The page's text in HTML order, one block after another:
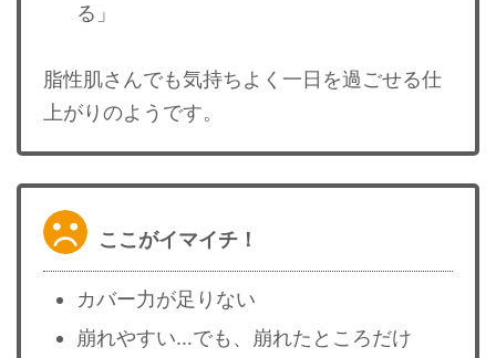
る」
脂性肌さんでも気持ちよく一日を過ごせる仕
上がりのようです。
ここがイマイチ！
カバー力が足りない
崩れやすい…でも、崩れたところだけ